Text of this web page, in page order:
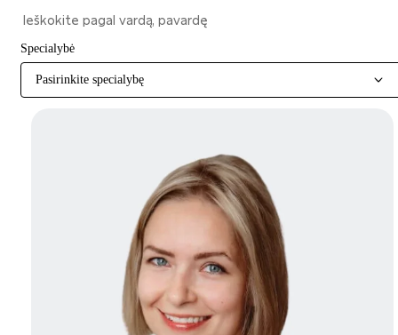
Specialybė
Pasirinkite specialybę